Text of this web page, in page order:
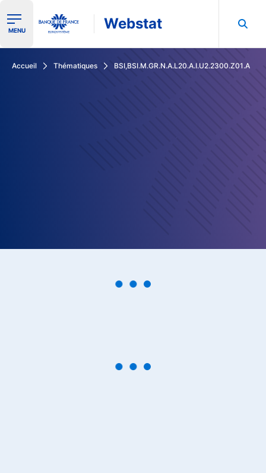
Ouvrir le menu de navigation
MENU Webstat
Accueil Thématiques BSI,BSI.M.GR.N.A.L20.A.I.U2.2300.Z01.A